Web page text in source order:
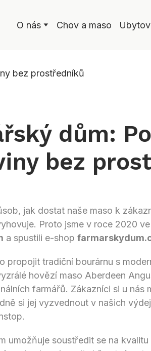
O nás Chov a maso
dům:
bez
jak dostat naše maso k
Proto jsme v roce 2020
a spustili e-shop
propojit tradiční bourárnu s
hovězí maso Aberdeen
farmářů. Zákazníci si u
si jej vyzvednout v našich
umožňuje soustředit se na